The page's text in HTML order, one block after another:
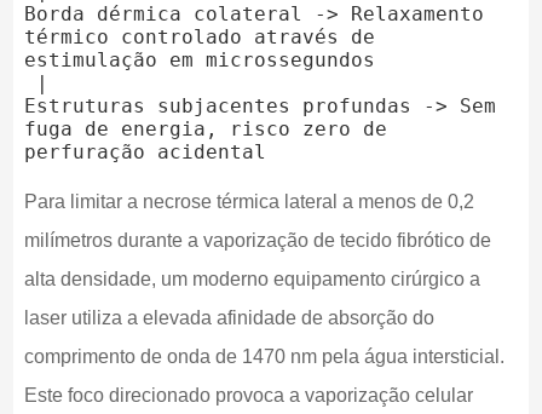
Borda dérmica colateral -> Relaxamento
térmico controlado através de
estimulação em microssegundos
Estruturas subjacentes profundas -> Sem
fuga de energia, risco zero de
Para limitar a necrose térmica lateral a menos de 0,2
milímetros durante a vaporização de tecido fibrótico de
alta densidade, um moderno equipamento cirúrgico a
laser utiliza a elevada afinidade de absorção do
comprimento de onda de 1470 nm pela água intersticial.
Este foco direcionado provoca a vaporização celular